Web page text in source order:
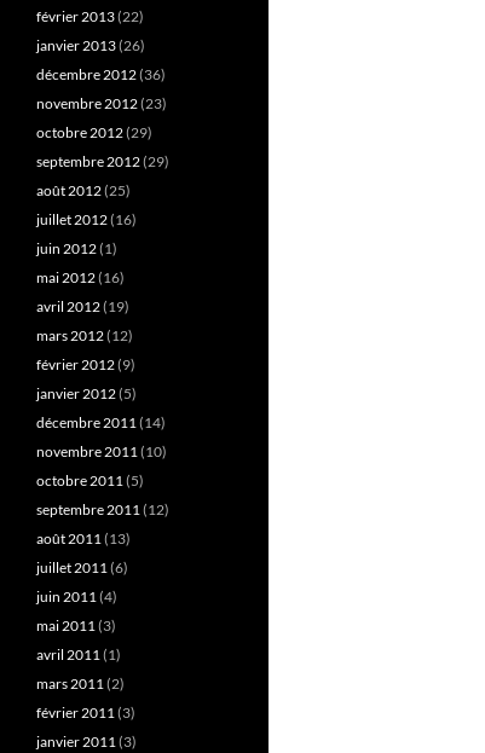
février 2013(22)
janvier 2013(26)
décembre 2012(36)
novembre 2012(23)
octobre 2012(29)
septembre 2012(29)
août 2012(25)
juillet 2012(16)
juin 2012(1)
mai 2012(16)
avril 2012(19)
mars 2012(12)
février 2012(9)
janvier 2012(5)
décembre 2011(14)
novembre 2011(10)
octobre 2011(5)
septembre 2011(12)
août 2011(13)
juillet 2011(6)
juin 2011(4)
mai 2011(3)
avril 2011(1)
mars 2011(2)
février 2011(3)
janvier 2011(3)